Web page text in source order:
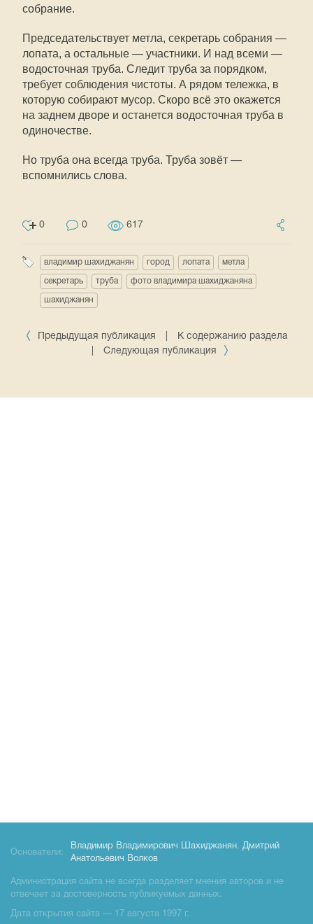
собрание.
Председательствует метла, секретарь собрания —
лопата, а остальные — участники. И над всеми —
водосточная труба. Следит труба за порядком,
требует соблюдения чистоты. А рядом тележка, в
которую собирают мусор. Скоро всё это окажется
на заднем дворе и останется водосточная труба в
одиночестве.
Но труба она всегда труба. Труба зовёт —
вспомнились слова.
0 0 617
владимир шахиджанян город лопата метла
секретарь труба фото владимира шахиджаняна
шахиджанян
Предыдущая публикация
К содержанию раздела
Следующая публикация
Основатели:
Владимир Владимирович Шахиджанян, Дмитрий
Анатольевич Волков
Администрация сайта не всегда разделяет мнения авторов и не
отвечает за достоверность публикуемых данных.
Дата открытия сайта — 17 августа 1997 г.